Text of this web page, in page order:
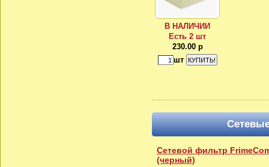
В НАЛИЧИИ
Есть 2 шт
230.00 р
шт
Сетевой фильтр
(черный)